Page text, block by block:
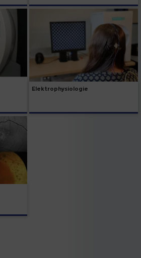
Elektrophysiologie